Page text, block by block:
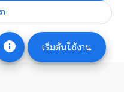
info เริ่มต้นใช้งาน